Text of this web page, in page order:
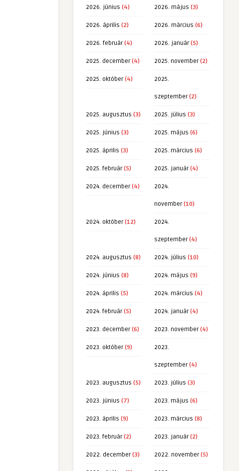
2026. június (4) 2026. május (3)
2026. április (2) 2026. március (6)
2026. február(4) 2026. január(5)
2025. december(4) 2025. november(2)
2025. október(4) 2025.
szeptember(2)
2025. augusztus (3) 2025. július (3)
2025. június (3) 2025. május (6)
2025. április (3) 2025. március (6)
2025. február(5) 2025. január(4)
2024. december(4) 2024.
november(10)
2024. október(12) 2024.
szeptember(4)
2024. augusztus (8) 2024. július (10)
2024. június (8) 2024. május (9)
2024. április (5) 2024. március (4)
2024. február(5) 2024. január(4)
2023. december(6) 2023. november(4)
2023. október(9) 2023.
szeptember(4)
2023. augusztus (5) 2023. július (3)
2023. június (7) 2023. május (6)
2023. április (9) 2023. március (8)
2023. február(2) 2023. január(2)
2022. december(3) 2022. november(5)